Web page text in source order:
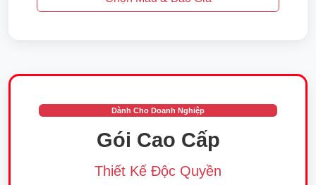
Dành Cho Doanh Nghiệp
Gói Cao Cấp
Thiết Kế Độc Quyền